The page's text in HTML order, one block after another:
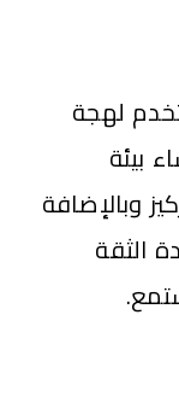
لهجة
بيئة
وبالإضافة
الثقة